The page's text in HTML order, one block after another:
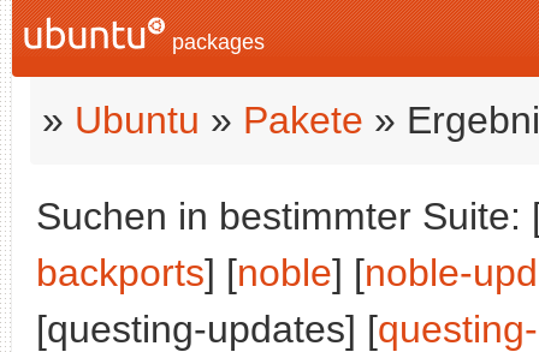
packages
» Ubuntu » Pakete »
Suchen in bestimmter Suite:
backports] [noble] [noble-
[questing-updates] [